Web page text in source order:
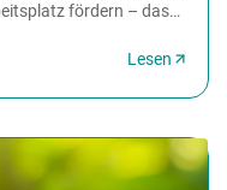
fördern – das
Lesen